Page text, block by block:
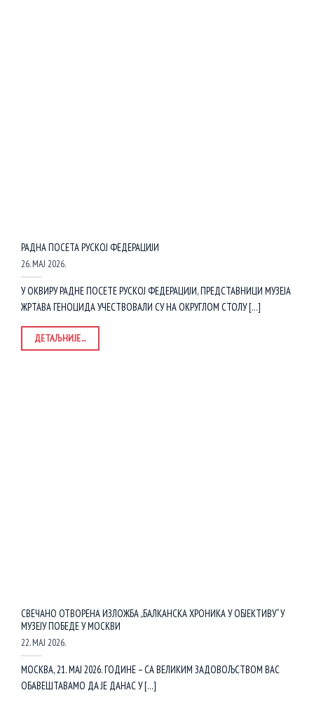
РАДНА ПОСЕТА РУСКОЈ ФЕДЕРАЦИЈИ
26. МАЈ 2026.
У ОКВИРУ РАДНЕ ПОСЕТЕ РУСКОЈ ФЕДЕРАЦИЈИ, ПРЕДСТАВНИЦИ МУЗЕЈА
ЖРТАВА ГЕНОЦИДА УЧЕСТВОВАЛИ СУ НА ОКРУГЛОМ СТОЛУ [...]
ДЕТАЉНИЈЕ...
СВЕЧАНО ОТВОРЕНА ИЗЛОЖБА „БАЛКАНСКА ХРОНИКА У ОБЈЕКТИВУ“ У
МУЗЕЈУ ПОБЕДЕ У МОСКВИ
22. МАЈ 2026.
МОСКВА, 21. МАЈ 2026. ГОДИНЕ – СА ВЕЛИКИМ ЗАДОВОЉСТВОМ ВАС
ОБАВЕШТАВАМО ДА ЈЕ ДАНАС У [...]